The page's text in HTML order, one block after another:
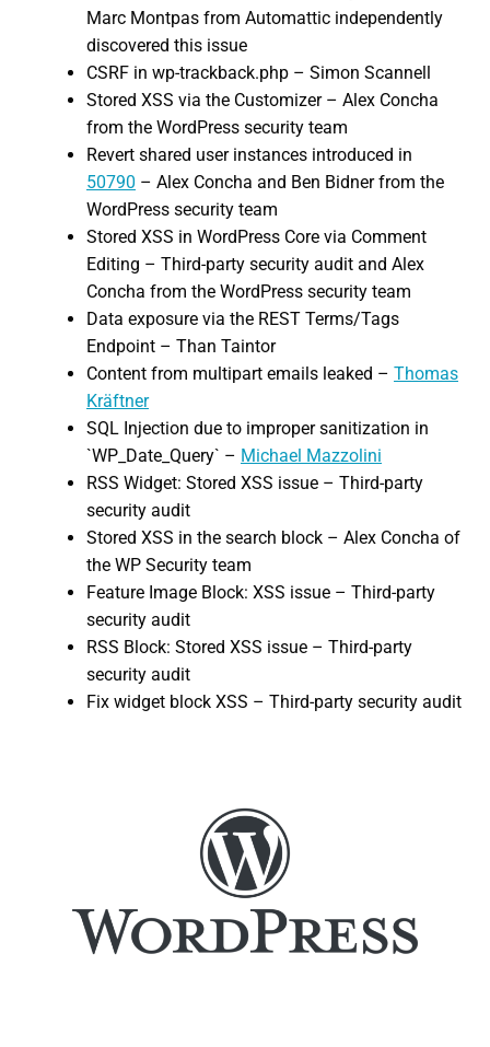
Marc Montpas from Automattic independently
discovered this issue
CSRF in wp-trackback.php – Simon Scannell
Stored XSS via the Customizer – Alex Concha
from the WordPress security team
Revert shared user instances introduced in
50790 – Alex Concha and Ben Bidner from the
WordPress security team
Stored XSS in WordPress Core via Comment
Editing – Third-party security audit and Alex
Concha from the WordPress security team
Data exposure via the REST Terms/Tags
Endpoint – Than Taintor
Content from multipart emails leaked – Thomas
Kräftner
SQL Injection due to improper sanitization in
`WP_Date_Query` – Michael Mazzolini
RSS Widget: Stored XSS issue – Third-party
security audit
Stored XSS in the search block – Alex Concha of
the WP Security team
Feature Image Block: XSS issue – Third-party
security audit
RSS Block: Stored XSS issue – Third-party
security audit
Fix widget block XSS – Third-party security audit